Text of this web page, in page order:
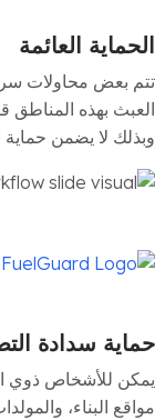
الحماية العائمة
تتم بعض محاولات
وبذلك لا يضمن
حماية سدادة
يمكن للأشخاص ذوي